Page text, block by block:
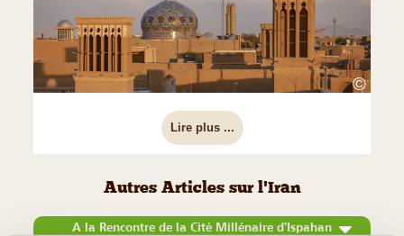
©
Lire plus ...
Autres Articles sur l'Iran
A la Rencontre de la Cité Millénaire d'Ispahan